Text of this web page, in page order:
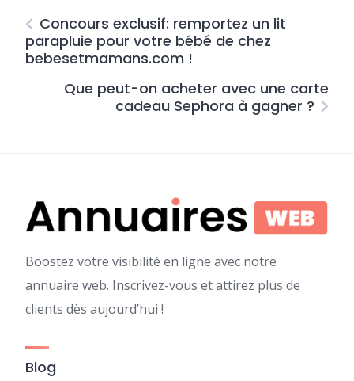
Concours exclusif: remportez un lit
parapluie pour votre bébé de chez
bebesetmamans.com !
Que peut-on acheter avec une carte
cadeau Sephora à gagner ?
Boostez votre visibilité en ligne avec notre
annuaire web. Inscrivez-vous et attirez plus de
clients dès aujourd’hui !
Blog